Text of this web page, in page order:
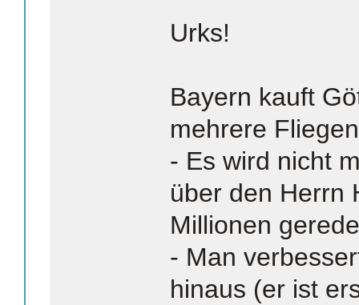
Urks!
Bayern kauft
mehrere
- Es wird nicht
über den Herrn
Millionen
- Man
hinaus (er ist